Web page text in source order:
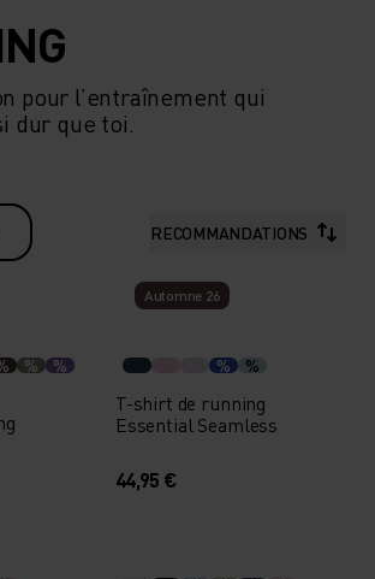
pour l’entraînement qui
dur que toi.
RECOMMANDATIONS
%
%
Automne 26
% %
T-shirt de running
Essential Seamless
44,95 €